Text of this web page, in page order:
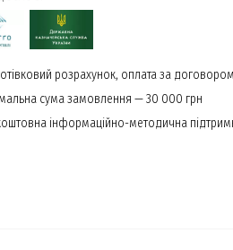
розрахунок, оплата за
сума замовлення — 30 000 грн
інформаційно-методична